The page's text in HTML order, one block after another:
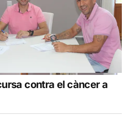
contra el càncer a